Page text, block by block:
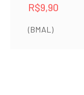
R$9,90
(BMAL)